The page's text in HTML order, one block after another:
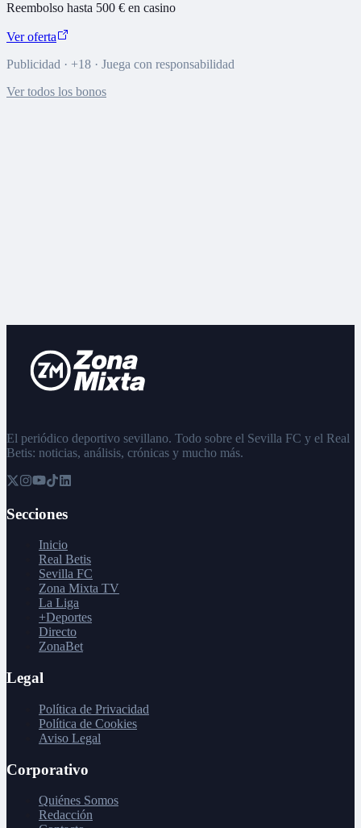
Reembolso hasta 500 € en casino
Ver oferta
Publicidad · +18 · Juega con responsabilidad
Ver todos los bonos
El periódico deportivo sevillano. Todo sobre el Sevilla FC y el Real
Betis: noticias, análisis, crónicas y mucho más.
Secciones
Inicio
Real Betis
Sevilla FC
Zona Mixta TV
La Liga
+Deportes
Directo
ZonaBet
Legal
Política de Privacidad
Política de Cookies
Aviso Legal
Corporativo
Quiénes Somos
Redacción